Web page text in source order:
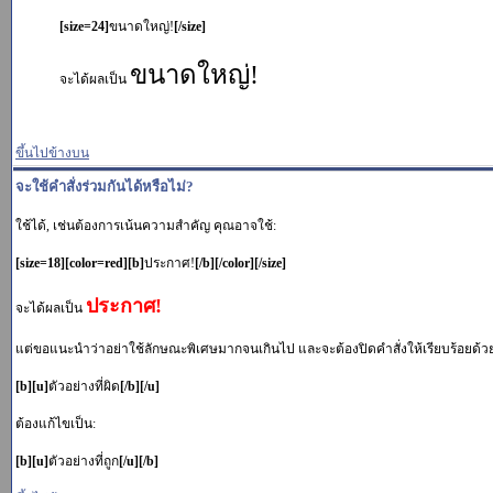
[size=24]ขนาดใหญ่! [/size]
จะได้ผลเป็น ขนาดใหญ่!
ขึ้นไปข้างบน
จะใช้คำสั่งร่วมกันได้หรือไม่?
ใช้ได้, เช่นต้องการเน้นความสำคัญ คุณอาจใช้:
[size=18][color=red][b]ประกาศ! [/b][/color][/size]
จะได้ผลเป็น ประกาศ!
แต่ขอแนะนำว่าอย่าใช้ลักษณะพิเศษมากจนเกินไป และจะต้องปิดคำสั่งให้เรียบร้อยด้
[b][u]ตัวอย่างที่ผิด [/b][/u]
ต้องแก้ไขเป็น:
[b][u]ตัวอย่างที่ถูก[/u][/b]